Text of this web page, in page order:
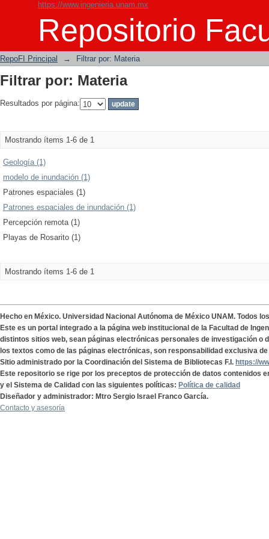
https://www.ingenieria.unam.mx
Repositorio
Filtrar por: Materia
RepoFI Principal → Filtrar por: Materia
Filtrar por: Materia
Resultados por página:
Mostrando ítems 1-6 de 1
Geología (1)
modelo de inundación (1)
Patrones espaciales (1)
Patrones espaciales de inundación (1)
Percepción remota (1)
Playas de Rosarito (1)
Mostrando ítems 1-6 de 1
Hecho en México. Universidad Nacional Autónoma de México UNAM. Todos
Este es un portal integrado a la página web institucional de la Facultad de
distintos sitios web, sean páginas electrónicas personales de investigación o
los textos como de las páginas electrónicas, son responsabilidad exclusiva
Sitio administrado por la Coordinación del Sistema de Bibliotecas F.I. https://
Este repositorio se rige por los preceptos de protección de datos contenidos
y el Sistema de Calidad con las siguientes políticas: Política de calidad
Diseñador y administrador: Mtro Sergio Israel Franco García.
Contacto y asesoría